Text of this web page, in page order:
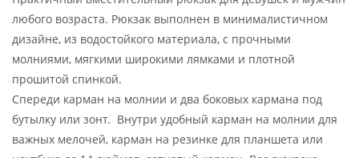
любого возраста. Рюкзак выполнен в минималистичном
дизайне, из водостойкого материала, с прочными
молниями, мягкими широкими лямками и плотной
прошитой спинкой.
Спереди карман на молнии и два боковых кармана под
бутылку или зонт. Внутри удобный карман на молнии для
важных мелочей, карман на резинке для планшета или